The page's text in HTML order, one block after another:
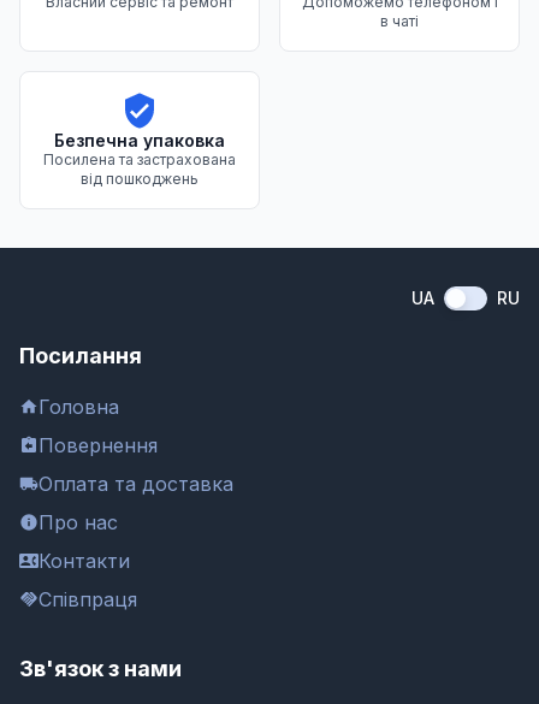
в чаті
Безпечна упаковка
Посилена та застрахована
від пошкоджень
UA RU
Посилання
Головна
Повернення
Оплата та доставка
Про нас
Контакти
Співпраця
Зв'язок з нами